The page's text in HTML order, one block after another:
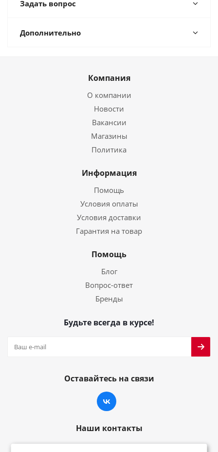
Задать вопрос
Дополнительно
Компания
О компании
Новости
Вакансии
Магазины
Политика
Информация
Помощь
Условия оплаты
Условия доставки
Гарантия на товар
Помощь
Блог
Вопрос-ответ
Бренды
Будьте всегда в курсе!
Оставайтесь на связи
Наши контакты